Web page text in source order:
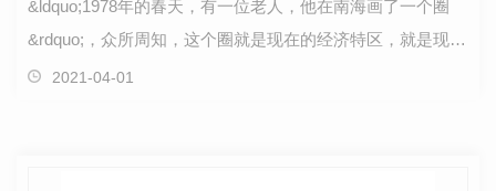
&ldquo;1978年的春天，有一位老人，他在南海画了一个圈
&rdquo;，众所周知，这个圈就是现在的经济特区，就是现在
的深圳，而这位老人就是我们**的伟大**之一…
2021-04-01